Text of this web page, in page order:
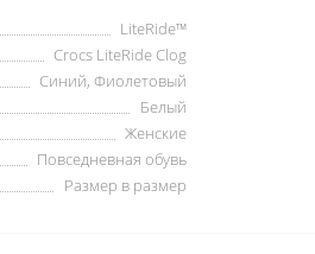
LiteRide™
Crocs LiteRide Clog
Синий, Фиолетовый
Белый
Женские
Повседневная обувь
Размер в размер